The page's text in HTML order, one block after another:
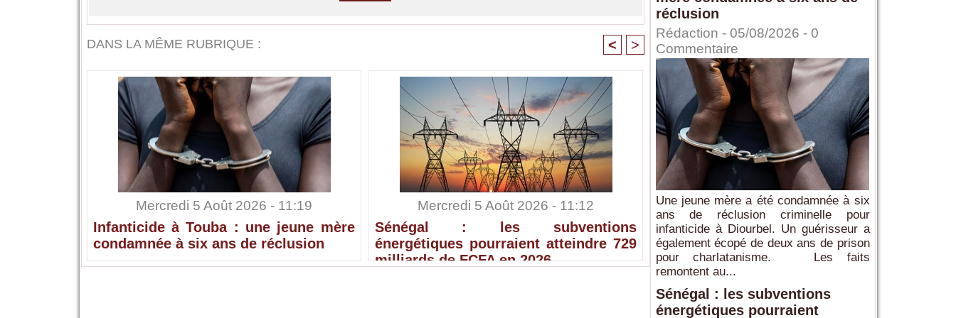
DANS LA MÊME RUBRIQUE : < >
Mercredi 5 Août 2026 - 11:19
Infanticide à Touba : une jeune mère
condamnée à six ans de réclusion
Mercredi 5 Août 2026 - 11:12
Sénégal : les subventions
énergétiques pourraient atteindre 729
milliards de FCFA en 2026
réclusion
Rédaction - 05/08/2026 - 0
Commentaire
Une jeune mère a été condamnée à six
ans de réclusion criminelle pour
infanticide à Diourbel. Un guérisseur a
également écopé de deux ans de prison
pour charlatanisme. Les faits
remontent au...
Sénégal : les subventions
énergétiques pourraient